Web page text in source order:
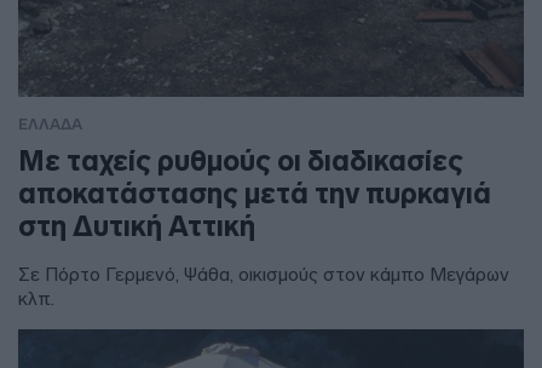
ΕΛΛΑΔΑ
Με ταχείς ρυθμούς οι διαδικασίες
αποκατάστασης μετά την πυρκαγιά
στη Δυτική Αττική
Σε Πόρτο Γερμενό, Ψάθα, οικισμούς στον κάμπο Μεγάρων
κλπ.